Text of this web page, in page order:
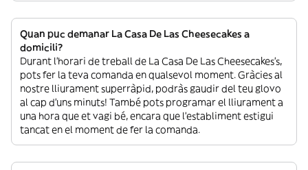
Quan puc demanar La Casa De Las Cheesecakes a
domicili?
Durant l’horari de treball de La Casa De Las Cheesecakes’s,
pots fer la teva comanda en qualsevol moment. Gràcies al
nostre lliurament superràpid, podràs gaudir del teu glovo
al cap d’uns minuts! També pots programar el lliurament a
una hora que et vagi bé, encara que l’establiment estigui
tancat en el moment de fer la comanda.